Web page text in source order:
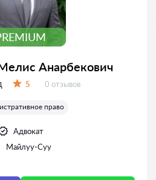
Анарбекович
5 Отзывов:
0 отзывов
право
Адвокат
Майлуу-Суу